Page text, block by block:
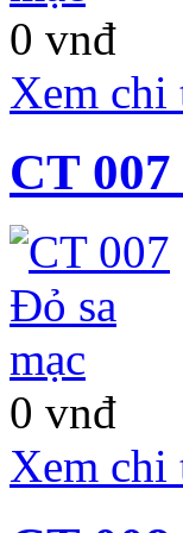
0 vnđ
Xem chi
CT
0 vnđ
Xem chi
Khách sạn Thanh